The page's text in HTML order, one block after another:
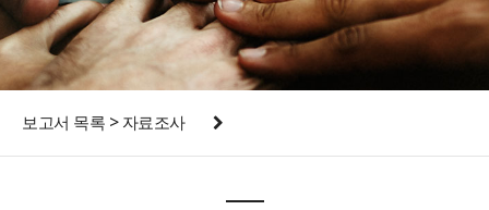
보고서 목록 > 자료조사